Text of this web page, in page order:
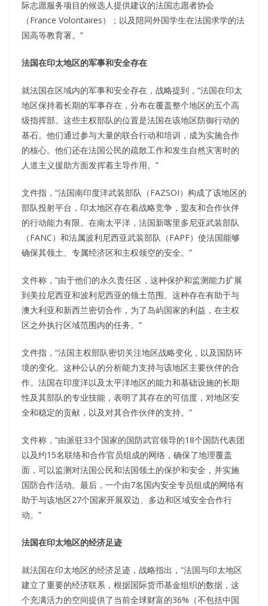
际志愿服务项目的候选人提供建议的法国志愿者协会
（France Volontaires）；以及陪同外国学生在法国求学的法
国高等教育署。”
法国在印太地区的军事和安全存在
就法国在区域内的军事和安全存在，战略提到，“法国在印太
地区保持着长期的军事存在，分布在覆盖整个地区的五个高
级指挥部。这些主权部队的位置是法国在该地区防御行动的
基石。他们通过参与大量的联合行动和培训，成为实施合作
的核心。他们还在法国公民的疏散工作和发生自然灾害时的
人道主义援助方面发挥着主导作用。”
文件指，“法国南印度洋武装部队（FAZSOI）构成了该地区的
部队投射平台，印太地区存在着战略竞争，盟友和合作伙伴
的行动能力有限。在南太平洋，法国新喀里多尼亚武装部队
（FANC）和法属波利尼西亚武装部队（FAPF）使法国能够
确保其领土、专属经济区和主权领空的安全。”
文件称，“由于他们的永久责任区，这种保护和监测能力扩展
到美拉尼西亚和波利尼西亚的领土范围。这种存在有助于与
澳大利亚和新西兰密切合作，为了岛屿国家的利益，在主权
区之外执行区域范围内的任务。”
文件指，“法国主权部队密切关注地区战略变化，以及国防环
境的变化。这种公认的分析能力支持与该地区主要伙伴的合
作。法国在印度洋以及太平洋地区的能力和基础设施的长期
性及其部队的专业技能，表明了其存在的可信度，对地区安
全和稳定的贡献，以及对其合作伙伴的支持。”
文件称，“由派驻33个国家的国防武官领导的18个国防代表团
以及约15名联络和合作官员组成的网络，确保了地理覆盖
面，可以监测对法国公民和法国领土的保护和安全，并实施
国防合作活动。最后，一个由7名国内安全专员组成的网络有
助于与该地区27个国家开展双边、多边和区域安全合作行
动。”
法国在印太地区的经济足迹
就法国在印太地区的经济足迹，战略指出，“法国与印太地区
建立了重要的经济联系，根据国际货币基金组织的数据，这
个充满活力的空间提供了当前全球财富的36%（不包括中国